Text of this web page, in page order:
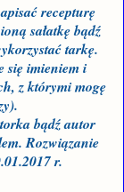
recepturę
sałatkę bądź
tarkę.
się imieniem i
z którymi mogę
bądź autor
Rozwiązanie
.01.2017 r.